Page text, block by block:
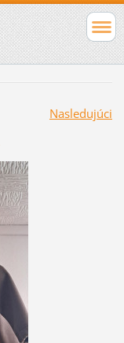
Nasledujúci